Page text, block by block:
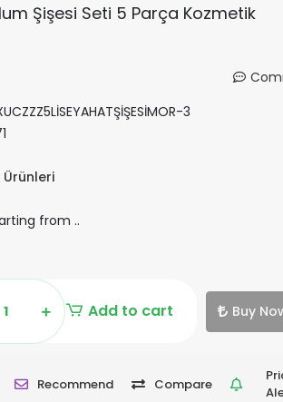
Şişesi Seti 5 Parça Kozmetik
3
Ürünleri
from ..
Add to cart Buy
Recommend Compare